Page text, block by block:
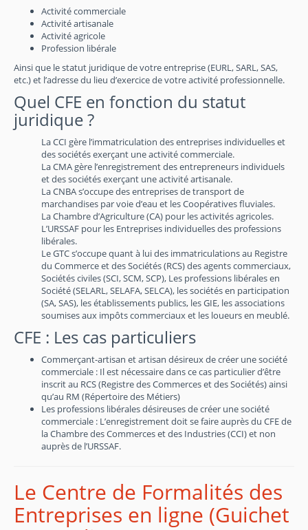
Activité commerciale
Activité artisanale
Activité agricole
Profession libérale
Ainsi que le statut juridique de votre entreprise (EURL, SARL, SAS,
etc.) et l’adresse du lieu d’exercice de votre activité professionnelle.
Quel CFE en fonction du statut
juridique ?
La CCI gère l’immatriculation des entreprises individuelles et
des sociétés exerçant une activité commerciale.
La CMA gère l’enregistrement des entrepreneurs individuels
et des sociétés exerçant une activité artisanale.
La CNBA s’occupe des entreprises de transport de
marchandises par voie d’eau et les Coopératives fluviales.
La Chambre d’Agriculture (CA) pour les activités agricoles.
L’URSSAF pour les Entreprises individuelles des professions
libérales.
Le GTC s’occupe quant à lui des immatriculations au Registre
du Commerce et des Sociétés (RCS) des agents commerciaux,
Sociétés civiles (SCI, SCM, SCP), Les professions libérales en
Société (SELARL, SELAFA, SELCA), les sociétés en participation
(SA, SAS), les établissements publics, les GIE, les associations
soumises aux impôts commerciaux et les loueurs en meublé.
CFE : Les cas particuliers
Commerçant-artisan et artisan désireux de créer une société
commerciale : Il est nécessaire dans ce cas particulier d’être
inscrit au RCS (Registre des Commerces et des Sociétés) ainsi
qu’au RM (Répertoire des Métiers)
Les professions libérales désireuses de créer une société
commerciale : L’enregistrement doit se faire auprès du CFE de
la Chambre des Commerces et des Industries (CCI) et non
auprès de l’URSSAF.
Le Centre de Formalités des
Entreprises en ligne (Guichet